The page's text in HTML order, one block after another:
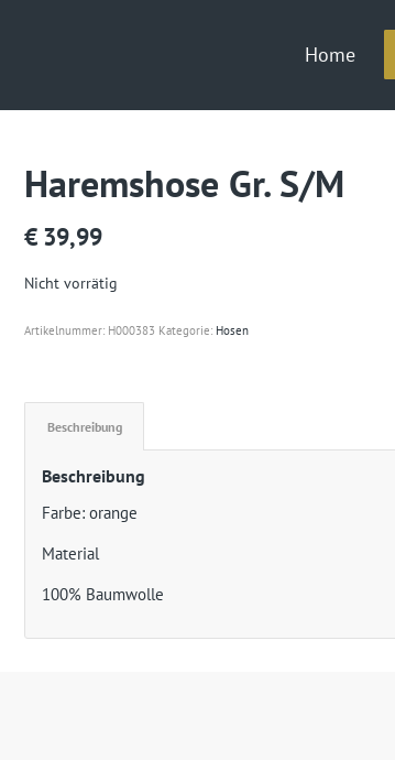
Home
Haremshose Gr. S/M
€ 39,99
Nicht vorrätig
Artikelnummer: H000383 Kategorie: Hosen
Beschreibung
Beschreibung
Farbe: orange
Material
100% Baumwolle